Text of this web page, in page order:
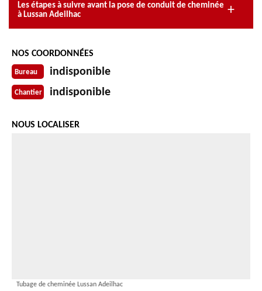
Les étapes à suivre avant la pose de conduit de cheminée
à Lussan Adeilhac
NOS COORDONNÉES
Bureau indisponible
Chantier indisponible
NOUS LOCALISER
Tubage de cheminée Lussan Adeilhac